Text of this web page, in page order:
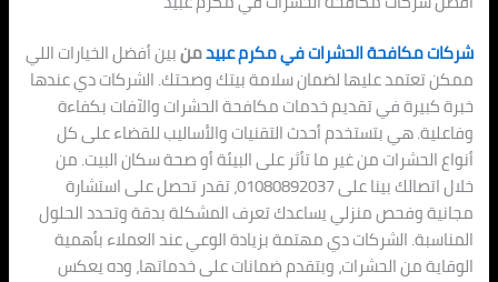
شركات مكافحة الحشرات في مكرم عبيدمنبين أفضل الخيارات اللي
ممكن تعتمد عليها لضمان سلامة بيتك وصحتك. الشركات دي عندها
خبرة كبيرة في تقديم خدمات مكافحة الحشرات والآفات بكفاءة
وفاعلية. هي بتستخدم أحدث التقنيات والأساليب للقضاء على كل
أنواع الحشرات من غير ما تأثر على البيئة أو صحة سكان البيت. من
خلال اتصالك بينا على 01080892037، تقدر تحصل على استشارة
مجانية وفحص منزلي يساعدك تعرف المشكلة بدقة وتحدد الحلول
المناسبة. الشركات دي مهتمة بزيادة الوعي عند العملاء بأهمية
الوقاية من الحشرات، وبتقدم ضمانات على خدماتها، وده يعكس